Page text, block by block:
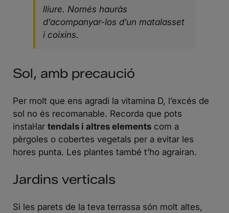
lliure. Només hauràs
d’acompanyar-los d’un matalasset
i coixins.
Sol, amb precaució
Per molt que ens agradi la vitamina D, l’excés de
sol no és recomanable. Recorda que pots
instal·lar tendals i altres elements com a
pèrgoles o cobertes vegetals per a evitar les
hores punta. Les plantes també t’ho agrairan.
Jardins verticals
Si les parets de la teva terrassa són molt altes,